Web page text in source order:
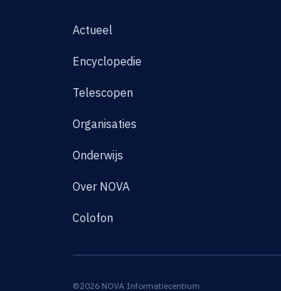
Actueel
Encyclopedie
Telescopen
Organisaties
Onderwijs
Over NOVA
Colofon
©2026 NOVA Informatiecentrum